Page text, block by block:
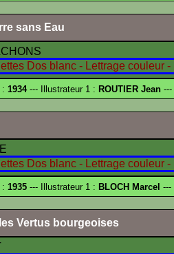
sans Eau
: 1934--- Illustrateur 1 : ROUTIER Jean ---
: 1935 --- Illustrateur 1 : BLOCH Marcel ---
Vertus bourgeoises